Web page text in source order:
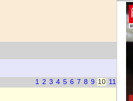
1 2 3 4 5 6 7 8 9 10 11